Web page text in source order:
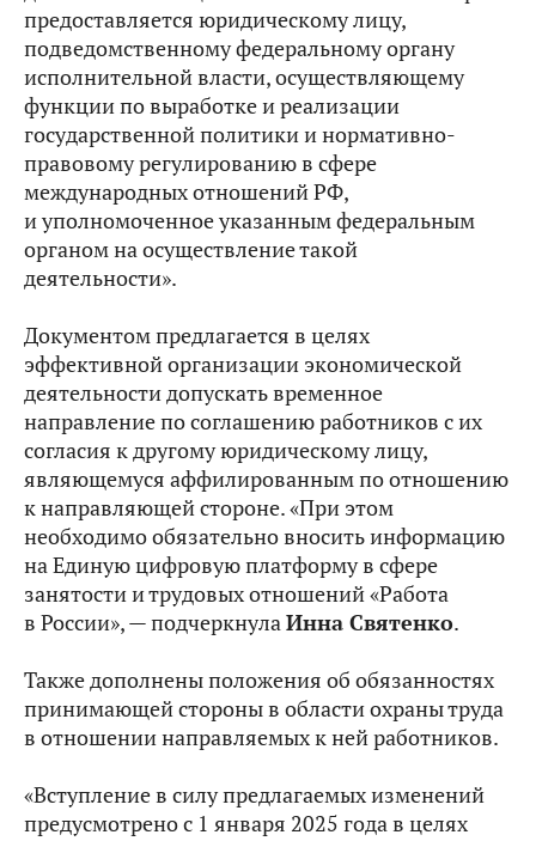
предоставляется юридическому лицу,
подведомственному федеральному органу
исполнительной власти, осуществляющему
функции по выработке и реализации
государственной политики и нормативно-
правовому регулированию в сфере
международных отношений РФ,
и уполномоченное указанным федеральным
органом на осуществление такой
деятельности».
Документом предлагается в целях
эффективной организации экономической
деятельности допускать временное
направление по соглашению работников с их
согласия к другому юридическому лицу,
являющемуся аффилированным по отношению
к направляющей стороне. «При этом
необходимо обязательно вносить информацию
на Единую цифровую платформу в сфере
занятости и трудовых отношений «Работа
в России», — подчеркнулаИнна Святенко.
Также дополнены положения об обязанностях
принимающей стороны в области охраны труда
в отношении направляемых к ней работников.
«Вступление в силу предлагаемых изменений
предусмотрено с 1 января 2025 года в целях